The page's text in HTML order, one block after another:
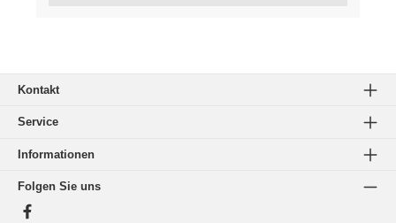
Kontakt
Service
Informationen
Folgen Sie uns
Facebook